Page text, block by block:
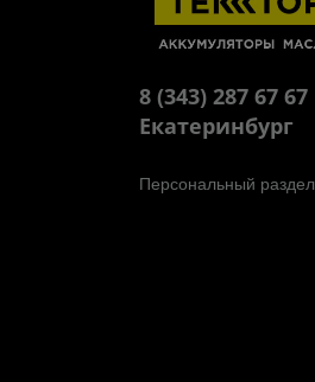
8 (343) 287 67 67
Екатеринбург
Персональный раздел